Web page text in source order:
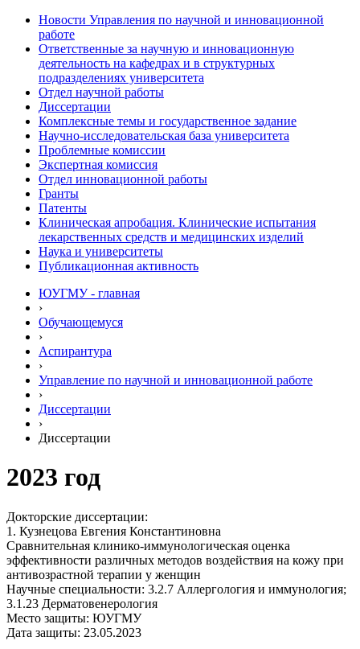
Новости Управления по научной и инновационной
работе
Ответственные за научную и инновационную
деятельность на кафедрах и в структурных
подразделениях университета
Отдел научной работы
Диссертации
Комплексные темы и государственное задание
Научно-исследовательская база университета
Проблемные комиссии
Экспертная комиссия
Отдел инновационной работы
Гранты
Патенты
Клиническая апробация. Клинические испытания
лекарственных средств и медицинских изделий
Наука и университеты
Публикационная активность
ЮУГМУ - главная
›
Обучающемуся
›
Аспирантура
›
Управление по научной и инновационной работе
›
Диссертации
›
Диссертации
2023 год
Докторские диссертации:
1. Кузнецова Евгения Константиновна
Сравнительная клинико-иммунологическая оценка
эффективности различных методов воздействия на кожу при
антивозрастной терапии у женщин
Научные специальности: 3.2.7 Аллергология и иммунология;
3.1.23 Дерматовенерология
Место защиты: ЮУГМУ
Дата защиты: 23.05.2023